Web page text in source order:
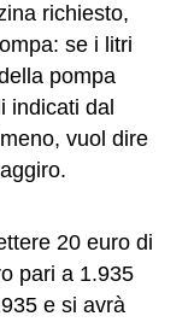
richiesto,
se i litri
pompa
indicati dal
vuol dire
20 euro di
pari a 1.935
e si avrà